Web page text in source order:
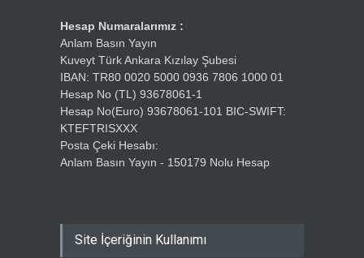
Hesap Numaralarımız :
Anlam Basın Yayın
Kuveyt Türk Ankara Kızılay Şubesi
IBAN: TR80 0020 5000 0936 7806 1000 01
Hesap No (TL) 93678061-1
Hesap No(Euro) 93678061-101 BIC-SWIFT:
KTEFTRISXXX
Posta Çeki Hesabı:
Anlam Basın Yayın - 150179 Nolu Hesap
Site İçeriğinin Kullanımı